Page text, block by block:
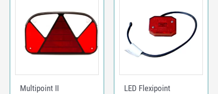
Multipoint II
LED Flexipoint